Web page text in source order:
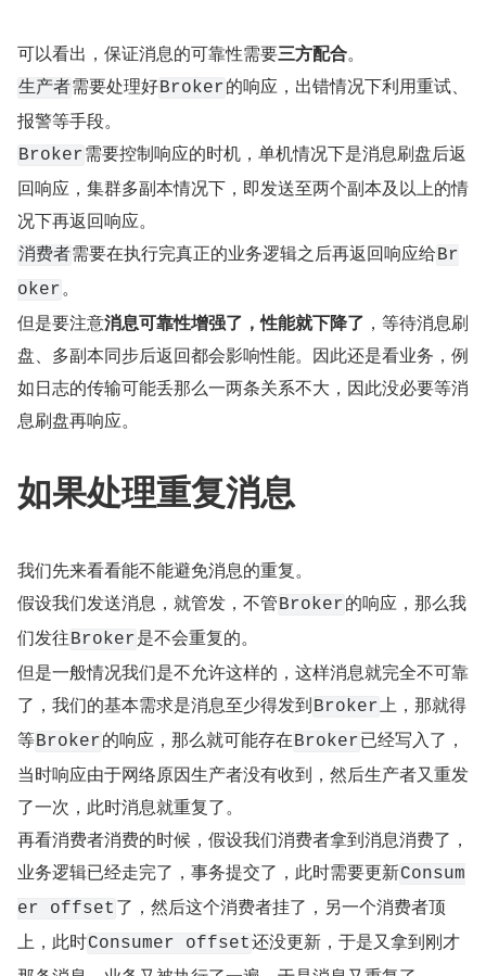
可以看出，保证消息的可靠性需要三方配合。
生产者需要处理好Broker的响应，出错情况下利用重试、
报警等手段。
Broker需要控制响应的时机，单机情况下是消息刷盘后返
回响应，集群多副本情况下，即发送至两个副本及以上的情
况下再返回响应。
消费者需要在执行完真正的业务逻辑之后再返回响应给Br
oker。
但是要注意消息可靠性增强了，性能就下降了 ，等待消息刷
盘、多副本同步后返回都会影响性能。因此还是看业务，例
如日志的传输可能丢那么一两条关系不大，因此没必要等消
息刷盘再响应。
如果处理重复消息
我们先来看看能不能避免消息的重复。
假设我们发送消息，就管发，不管Broker的响应，那么我
们发往Broker是不会重复的。
但是一般情况我们是不允许这样的，这样消息就完全不可靠
了，我们的基本需求是消息至少得发到Broker上，那就得
等Broker的响应，那么就可能存在Broker已经写入了，
当时响应由于网络原因生产者没有收到，然后生产者又重发
了一次，此时消息就重复了。
再看消费者消费的时候，假设我们消费者拿到消息消费了，
业务逻辑已经走完了，事务提交了，此时需要更新Consum
er offset 了，然后这个消费者挂了，另一个消费者顶
上，此时Consumer offset还没更新，于是又拿到刚才